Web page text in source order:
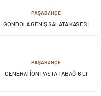
PAŞABAHÇE
GONDOLA GENİŞ SALATA KASESİ
PAŞABAHÇE
GENERATİON PASTA TABAĞI 6 LI